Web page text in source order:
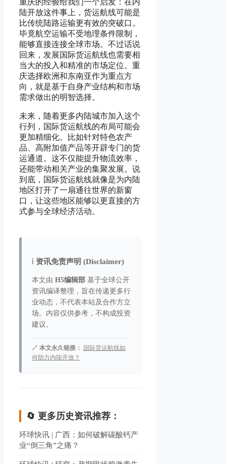
重庆的经验给我们一个启发：在内
陆开放这件事上，货运航线可能是
比传统陆路运输更有效的突破口。
毕竟航空运输不受地理条件限制，
能够直接连接全球市场。不过话说
回来，发展国际货运航线也需要相
当大的投入和精准的市场定位。重
庆选择欧洲和东南亚作为重点方
向，就是基于自身产业结构和市场
需求做出的明智选择。
未来，随着更多内陆城市加入这个
行列，国际货运航线的布局可能会
更加精细化。比如针对特色农产
品、高附加值产品等开辟专门的货
运通道。这不仅能提升物流效率，
还能带动相关产业的集聚发展。说
到底，国际货运航线就像是为内陆
地区打开了一扇通往世界的新窗
口，让这些地区能够以更直接的方
式参与全球经济活动。
ℹ️ 资讯免责声明 (Disclaimer)
本文由 H5编辑部 基于全球公开
资讯编译整理，旨在传递更多行
业动态，不代表本站及合作方立
场。内容仅供参考，不构成投资
建议。
🔗 本文永久链接：
国际货运航线如
何助力内陆开放？
🔄 更多历史资讯推荐：
环球快讯 | 广西：如何破解碳酸钙产
业“倒三角”之痛？